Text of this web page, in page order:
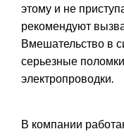
этому и не
рекомендуют
Вмешательство в
серьезные
электропроводки.
В компании